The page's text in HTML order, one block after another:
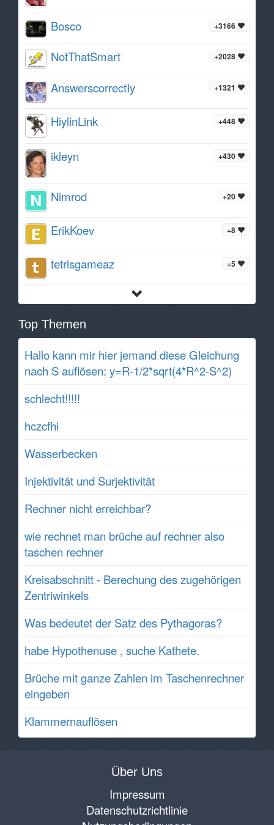
+3166
Bosco
+2028
NotThatSmart
+1321
AnswerscorrectIy
+448
HiylinLink
+430
ikleyn
+20
Nimrod
+8
ErikKoev
+5
tetrisgameaz
Top Themen
Hallo kann mir hier jemand diese Gleichung
nach S auflösen: y=R-1/2*sqrt(4*R^2-S^2)
schlecht!!!!!
hczcfhi
Wasserbecken
Injektivität und Surjektivität
Rechner nicht erreichbar?
wie rechnet man brüche auf rechner also
taschen rechner
Kreisabschnitt - Berechung des zugehörigen
Zentriwinkels
Was bedeutet der Satz des Pythagoras?
habe Hypothenuse , suche Kathete.
Brüche mit ganze Zahlen im Taschenrechner
eingeben
Klammernauflösen
Über Uns
Impressum
Datenschutzrichtlinie